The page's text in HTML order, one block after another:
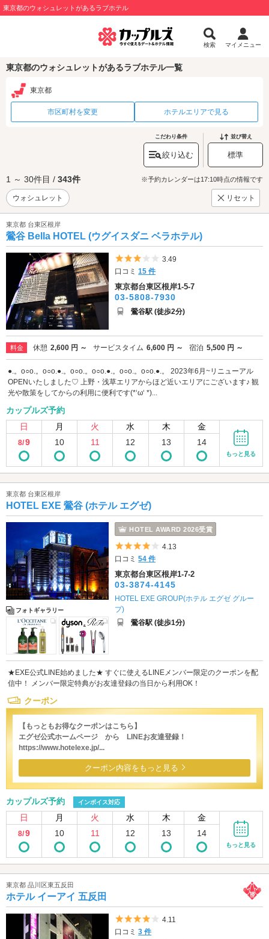
東京都のウォシュレットがあるラブホテル
検索 マイメニュー
東京都のウォシュレットがあるラブホテル一覧
東京都
市区町村を変更 ホテルエリアで見る
こだわり条件
絞り込む
並び替え
標準
1 ～ 30件目 / 343件 ※予約カレンダーは17:10時点の情報です
ウォシュレット リセット
東京都 台東区根岸
鶯谷 Bella HOTEL (ウグイスダニ ベラホテル)
5つ星のうち3
3.49
口コミ15 件
東京都台東区根岸1-5-7
03-5808-7930
鶯谷駅 (徒歩2分)
料金 休憩 2,600 円 ～ サービスタイム 6,600 円 ～ 宿泊 5,500 円 ～
●.。o○o.。o○o.●.。o○o.。o○o.●.。o○o.。o○o.●.。 2023年6月~リニューアル
OPENいたしました♡ 上野・浅草エリアからほど近いエリアにございます♪ 観
光や散策をしてからの利用に便利です(*‘ω‘ *)...
カップルズ予約
日
月 火 水 木 金
8/9 10 11 12 13 14
もっと見る
東京都 台東区根岸
HOTEL EXE 鶯谷 (ホテル エグゼ)
フォトギャラリー
HOTEL AWARD 2026受賞
5つ星のうち4
4.13
口コミ54 件
東京都台東区根岸1-7-2
03-3874-4145
HOTEL EXE GROUP(ホテル エグゼ グルー
プ)
鶯谷駅 (徒歩1分)
★EXE公式LINE始めました★ すぐに使えるLINEメンバー限定のクーポンを配
信中！ メンバー限定特典がお友達登録の当日から利用OK！
クーポン
【もっともお得なクーポンはこちら】
エグゼ公式ホームページ から LINEお友達登録！
https://www.hotelexe.jp/...
クーポン内容をもっと見る
カップルズ予約 インボイス対応
日 月 火 水 木 金
8/9 10 11 12 13 14
もっと見る
東京都 品川区東五反田
ホテル イーアイ 五反田
5つ星のうち4
4.11
口コミ3 件